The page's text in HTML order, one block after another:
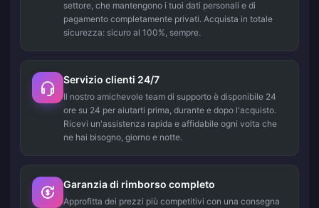
settore, che mantengono i tuoi dati personali e di
pagamento completamente privati. Acquista in totale
sicurezza: sicuro al 100%, sempre.
Servizio clienti 24/7
Il nostro amichevole team di supporto è disponibile 24
ore su 24 per aiutarti prima, durante e dopo l'acquisto.
Ricevi un'assistenza rapida e affidabile ogni volta che
ne hai bisogno, giorno e notte.
Garanzia di rimborso completo
Approfitta dei prezzi più competitivi con una consegna